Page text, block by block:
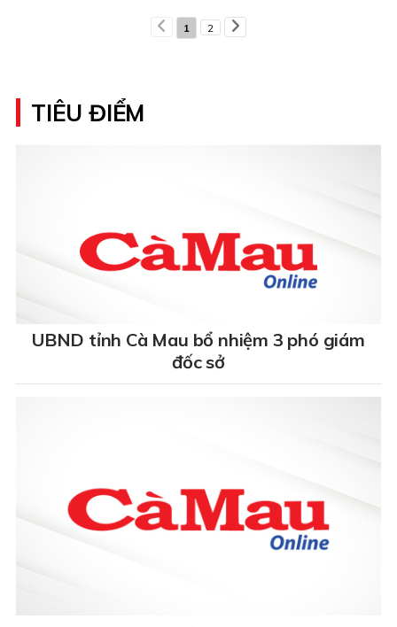
1 2
TIÊU ĐIỂM
UBND tỉnh Cà Mau bổ nhiệm 3 phó giám
đốc sở